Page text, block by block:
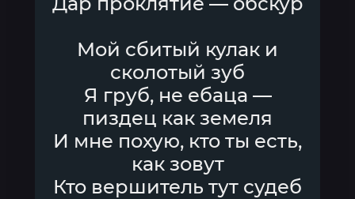
Мой сбитый кулак и
сколотый зуб
Я груб, не ебаца —
пиздец как земеля
И мне похую, кто ты есть,
как зовут
Кто вершитель тут судеб